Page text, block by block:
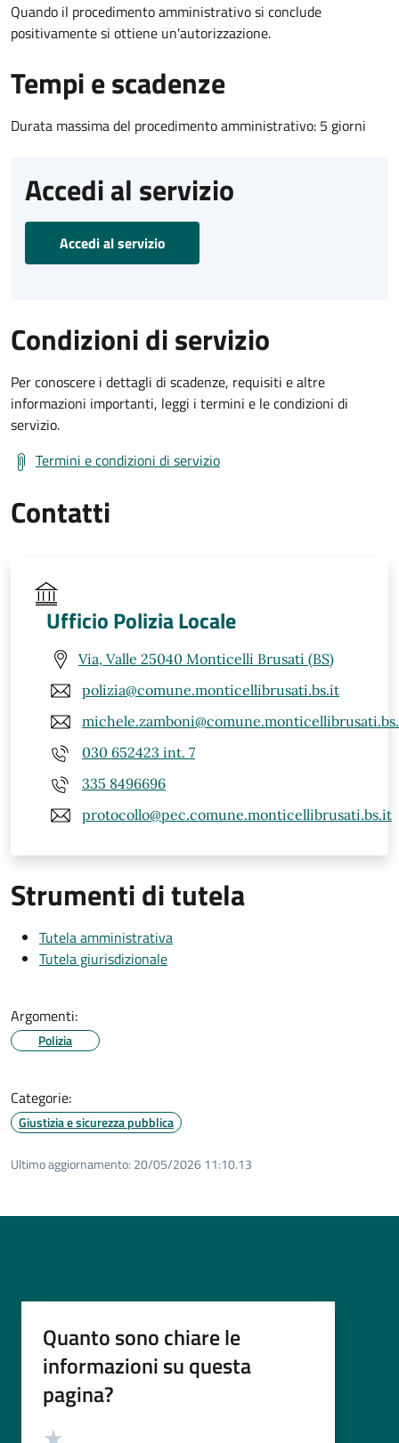
Quando il procedimento amministrativo si conclude
positivamente si ottiene un'autorizzazione.
Tempi e scadenze
Durata massima del procedimento amministrativo: 5 giorni
Accedi al servizio
Accedi al servizio
Condizioni di servizio
Per conoscere i dettagli di scadenze, requisiti e altre
informazioni importanti, leggi i termini e le condizioni di
servizio.
Termini e condizioni di servizio
Contatti
Ufficio Polizia Locale
Via, Valle 25040 Monticelli Brusati (BS)
polizia@comune.monticellibrusati.bs.it
030 652423 int. 7
335 8496696
protocollo@pec.comune.monticellibrusati.bs.it
Strumenti di tutela
Tutela amministrativa
Tutela giurisdizionale
Argomenti:
Polizia
Categorie:
Giustizia e sicurezza pubblica
Ultimo aggiornamento: 20/05/2026 11:10.13
Quanto sono chiare le
informazioni su questa
pagina?
Valutazione